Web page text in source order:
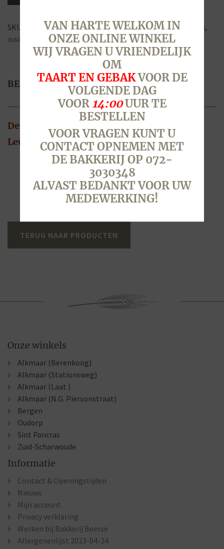
SKU: Categorie:CadeaubonnenTags:bon,cadeaubon,
waardebon
BESCHRIJVING
De lekkerste Cadeaubon is die van BEERSE
Leuk om te geven en te krijgen
TERUG NAAR PRODUCTEN
Onze winkels
Alkmaar (Berenkoog)
Alkmaar (Stationsweg)
Alkmaar (Laat )
Alkmaar (N.G. Piersonstraat)
Bergen
Oudorp
Sint Pancras
Zuid-Scharwoude
Informatie
Contact & Openingstijden
Nieuws
Mijn account
Privacy verklaring
Werken bij Bakkerij Beerse
Allergenenlijst 2023-04-24
VAN HARTE WELKOM IN
ONZE ONLINE WINKEL
WIJ VRAGEN U VRIENDELIJK
OM
TAART EN GEBAKVOOR DE
VOLGENDE DAG
VOOR 14:00UUR TE
BESTELLEN
VOOR VRAGEN KUNT U
CONTACT OPNEMEN MET
DE BAKKERIJ OP 072-
3030348
ALVAST BEDANKT VOOR UW
MEDEWERKING!